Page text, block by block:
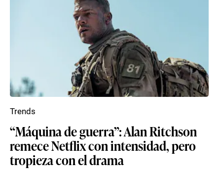
“Máquina de guerra”: Alan Ritchson
remece Netflix con intensidad, pero
tropieza con el drama
Trends